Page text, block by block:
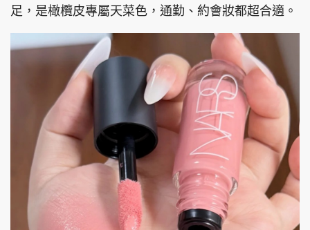
足，是橄欖皮專屬天菜色，通勤、約會妝都超合適。